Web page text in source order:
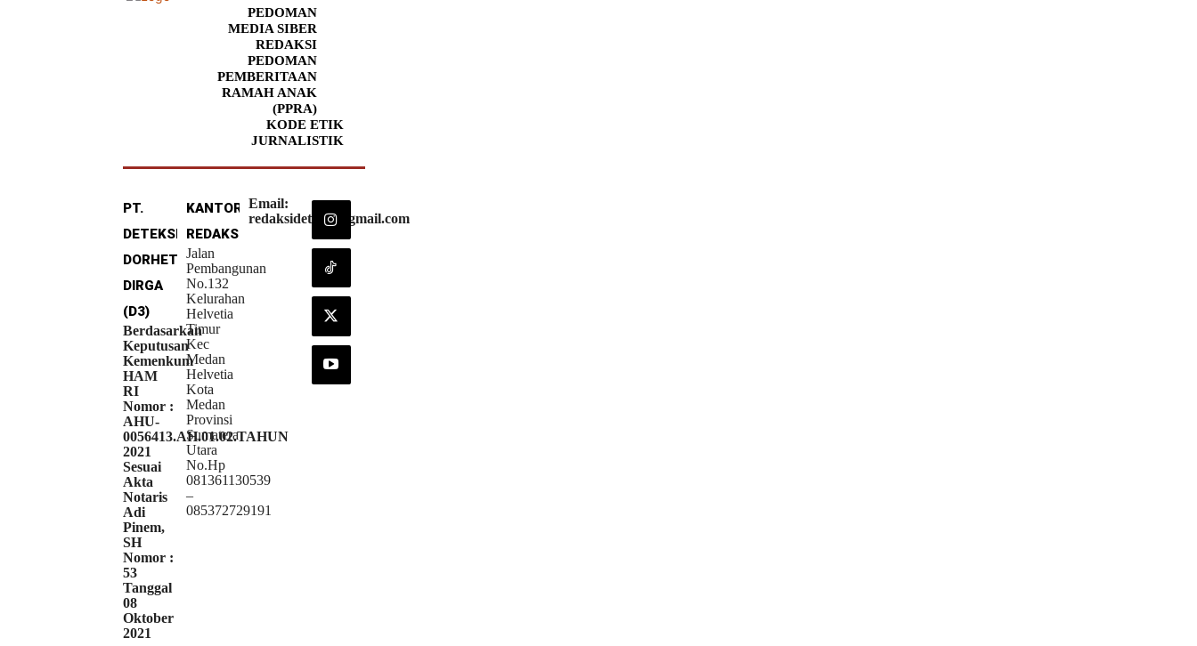
PEDOMAN
MEDIA SIBER
REDAKSI
PEDOMAN
PEMBERITAAN
RAMAH ANAK
(PPRA)
KODE ETIK
JURNALISTIK
PT.
DETEKSI
DORHETA
DIRGA
(D3)
Berdasarkan
Keputusan
Kemenkum
HAM
RI
Nomor :
AHU-
0056413.AH.01.02.TAHUN
2021
Sesuai
Akta
Notaris
Adi
Pinem,
SH
Nomor :
53
Tanggal
08
Oktober
2021
KANTOR
REDAKSI
Jalan
Pembangunan
No.132
Kelurahan
Helvetia
Timur
Kec
Medan
Helvetia
Kota
Medan
Provinsi
Sumatera
Utara
No.Hp
081361130539
–
085372729191
Email:
redaksideteksi@gmail.com